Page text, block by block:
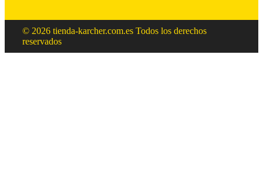
© 2026 tienda-karcher.com.es Todos los derechos
reservados